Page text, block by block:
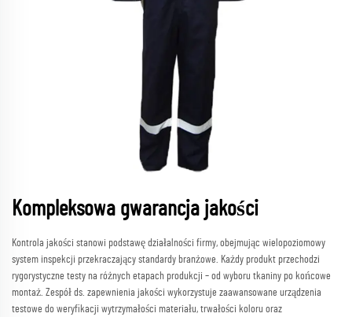
Kompleksowa gwarancja jakości
Kontrola jakości stanowi podstawę działalności firmy, obejmując wielopoziomowy
system inspekcji przekraczający standardy branżowe. Każdy produkt przechodzi
rygorystyczne testy na różnych etapach produkcji – od wyboru tkaniny po końcowe
montaż. Zespół ds. zapewnienia jakości wykorzystuje zaawansowane urządzenia
testowe do weryfikacji wytrzymałości materiału, trwałości koloru oraz